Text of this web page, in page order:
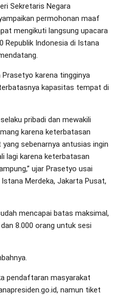
Sekretaris Negara
permohonan maaf
mengikuti langsung upacara
Republik Indonesia di Istana
karena tingginya
kapasitas tempat di
pribadi dan mewakili
karena keterbatasan
sebenarnya antusias ingin
lagi karena keterbatasan
ujar Prasetyo usai
Merdeka, Jakarta Pusat,
mencapai batas maksimal,
8.000 orang untuk sesi
pendaftaran masyarakat
namun tiket